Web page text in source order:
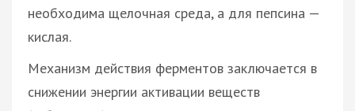
необходима щелочная среда, а для пепсина —
кислая.
Механизм действия ферментов заключается в
снижении энергии активации веществ